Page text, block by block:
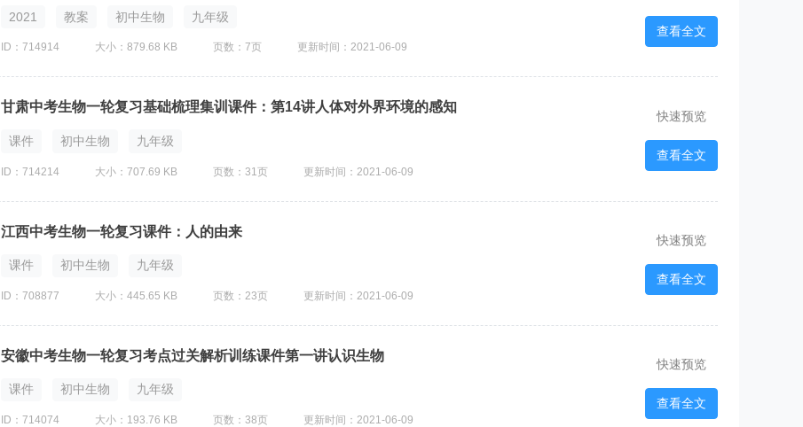
2021 教案 初中生物 九年级
ID：714914 大小：879.68 KB 页数：7页 更新时间：2021-06-09
查看全文
甘肃中考生物一轮复习基础梳理集训课件：第14讲人体对外界环境的感知
课件 初中生物 九年级
ID：714214 大小：707.69 KB 页数：31页 更新时间：2021-06-09
快速预览
查看全文
江西中考生物一轮复习课件：人的由来
课件 初中生物 九年级
ID：708877 大小：445.65 KB 页数：23页 更新时间：2021-06-09
快速预览
查看全文
安徽中考生物一轮复习考点过关解析训练课件第一讲认识生物
课件 初中生物 九年级
ID：714074 大小：193.76 KB 页数：38页 更新时间：2021-06-09
快速预览
查看全文